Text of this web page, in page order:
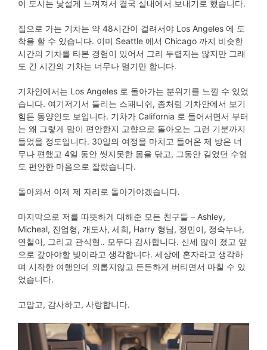
이 도시는 낯설게 느껴져서 결국 실내에서 보내기로 했습니다.
집으로 가는 기차는 약 48시간이 걸려서야 Los Angeles 에 도
착을 할 수 있습니다. 이미 Seattle 에서 Chicago 까지 비슷한
시간의 기차를 타본 경험이 있어서 그리 두렵지는 않지만 그래
도 긴 시간의 기차는 너무나 멀기만 합니다.
기차안에서는 Los Angeles 로 돌아가는 분위기를 느낄 수 있었
습니다. 여기저기서 들리는 스패니쉬, 좀처럼 기차안에서 보기
힘든 동양인도 보입니다. 기차가 California 로 들어서면서 부터
는 왜 그렇게 맘이 편안한지 고향으로 돌아오는 그런 기분까지
들었을 정도입니다. 30일의 여정을 마치고 들어온 제 방은 너
무나 편했고 4일 동안 씻지못한 몸을 닦고, 그동안 길었던 수염
도 편안한 마음으로 잘랐습니다.
돌아와서 이제 제 자리로 돌아가야겠습니다.
마지막으로 저를 따뜻하게 대해준 모든 친구들 – Ashley,
Micheal, 진업형, 개도사, 세희, Harry 형님, 정민이, 정숙누나,
연철이, 그리고 관식형.. 모두다 감사합니다. 신세 많이 졌고 앞
으로 갚아야할 빚이라고 생각합니다. 세상에 혼자라고 생각하
며 시작한 여행인데 외롭지않고 든든하게 버티면서 마칠 수 있
었습니다.
고맙고, 감사하고, 사랑합니다.